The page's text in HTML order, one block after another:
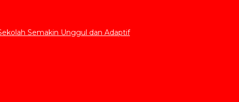
Semakin Unggul dan Adaptif